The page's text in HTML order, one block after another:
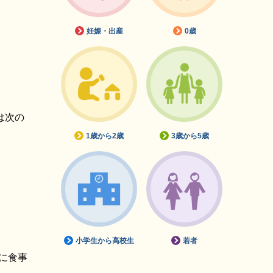
次の
食事
妊娠・出産 0歳
1歳から2歳 3歳から5歳
小学生から高校生 若者